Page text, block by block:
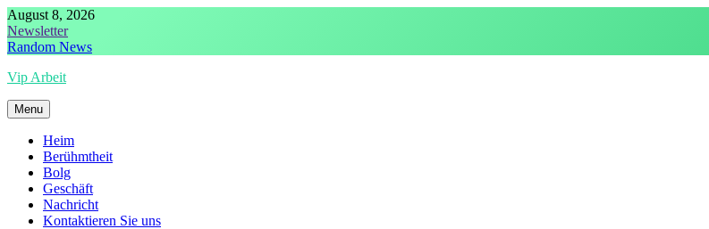
Skip
to
content
August 8, 2026
Newsletter
Random News
Vip Arbeit
Menu
Heim
Berühmtheit
Bolg
Geschäft
Nachricht
Kontaktieren Sie uns